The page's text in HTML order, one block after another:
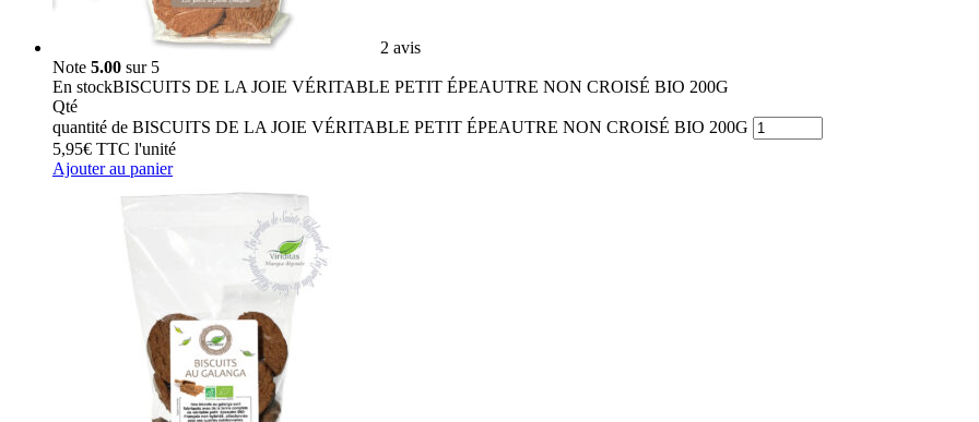
2 avis
Note 5.00 sur 5
En stockBISCUITS DE LA JOIE VÉRITABLE PETIT ÉPEAUTRE NON CROISÉ BIO 200G
Qté
quantité de BISCUITS DE LA JOIE VÉRITABLE PETIT ÉPEAUTRE NON CROISÉ BIO 200G
5,95€ TTC l'unité
Ajouter au panier